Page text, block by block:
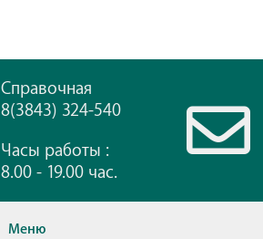
Справочная
8(3843) 324-540
Часы работы :
8.00 - 19.00 час.
Меню